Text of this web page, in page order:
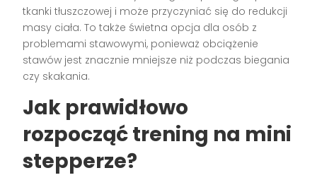
tkanki tłuszczowej i może przyczyniać się do redukcji
masy ciała. To także świetna opcja dla osób z
problemami stawowymi, ponieważ obciążenie
stawów jest znacznie mniejsze niż podczas biegania
czy skakania.
Jak prawidłowo
rozpocząć trening na mini
stepperze?